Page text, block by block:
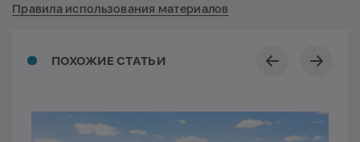
ПОХОЖИЕ СТАТЬИ
Правила использования материалов